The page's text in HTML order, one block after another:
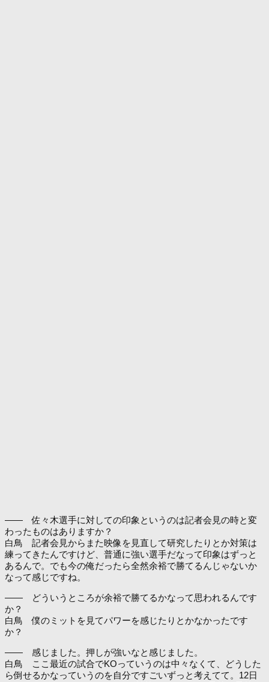
―― 佐々木選手に対しての印象というのは記者会見の時と変
わったものはありますか？
白鳥 記者会見からまた映像を見直して研究したりとか対策は
練ってきたんですけど、普通に強い選手だなって印象はずっと
あるんで。でも今の俺だったら全然余裕で勝てるんじゃないか
なって感じですね。
―― どういうところが余裕で勝てるかなって思われるんです
か？
白鳥 僕のミットを見てパワーを感じたりとかなかったです
か？
―― 感じました。押しが強いなと感じました。
白鳥 ここ最近の試合でKOっていうのは中々なくて、どうした
ら倒せるかなっていうのを自分ですごいずっと考えてて。12日